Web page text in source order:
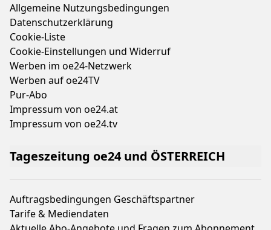
Allgemeine Nutzungsbedingungen
Datenschutzerklärung
Cookie-Liste
Cookie-Einstellungen und Widerruf
Werben im oe24-Netzwerk
Werben auf oe24TV
Pur-Abo
Impressum von oe24.at
Impressum von oe24.tv
Tageszeitung oe24 und ÖSTERREICH
Auftragsbedingungen Geschäftspartner
Tarife & Mediendaten